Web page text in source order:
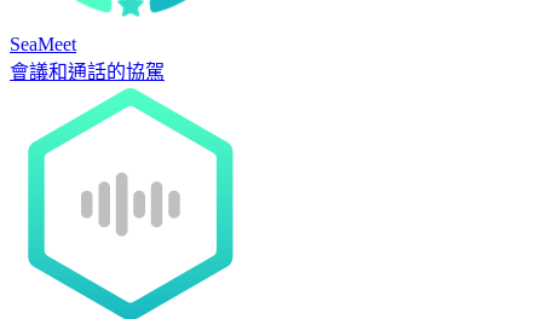
SeaMeet
會議和通話的協駕